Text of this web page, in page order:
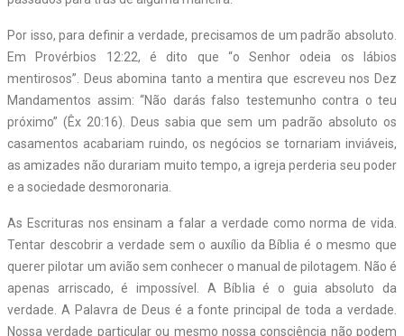
Por isso, para definir a verdade, precisamos de um padrão absoluto.
Em Provérbios 12:22, é dito que “o Senhor odeia os lábios
mentirosos”. Deus abomina tanto a mentira que escreveu nos Dez
Mandamentos assim: “Não darás falso testemunho contra o teu
próximo” (Êx 20:16). Deus sabia que sem um padrão absoluto os
casamentos acabariam ruindo, os negócios se tornariam inviáveis,
as amizades não durariam muito tempo, a igreja perderia seu poder
e a sociedade desmoronaria.
As Escrituras nos ensinam a falar a verdade como norma de vida.
Tentar descobrir a verdade sem o auxílio da Bíblia é o mesmo que
querer pilotar um avião sem conhecer o manual de pilotagem. Não é
apenas arriscado, é impossível. A Bíblia é o guia absoluto da
verdade. A Palavra de Deus é a fonte principal de toda a verdade.
Nossa verdade particular ou mesmo nossa consciência não podem